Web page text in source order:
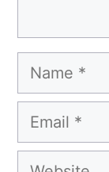
Name
Email
Website